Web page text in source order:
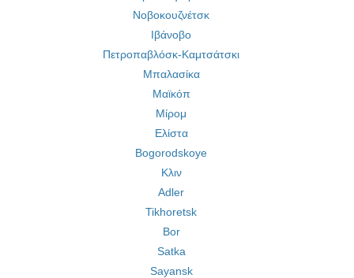
Νοβοκουζνέτσκ
Ιβάνοβο
Πετροπαβλόσκ-Καμτσάτσκι
Μπαλασίκα
Μαϊκόπ
Μίρομ
Ελίστα
Bogorodskoye
Κλιν
Adler
Tikhoretsk
Bor
Satka
Sayansk